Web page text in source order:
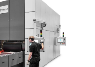
:1 m
2 ó 3 m
800 bar